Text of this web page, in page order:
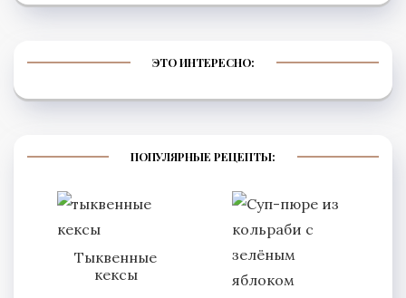
ЭТО ИНТЕРЕСНО:
ПОПУЛЯРНЫЕ РЕЦЕПТЫ:
Тыквенные
кексы